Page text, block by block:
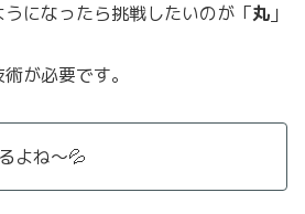
になったら挑戦したいのが「丸 」
が必要です。
よね〜💦